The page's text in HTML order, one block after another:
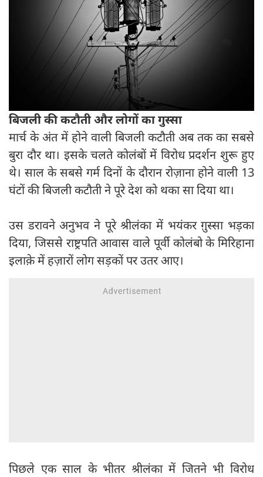
बिजली की कटौती और लोगों का गुस्सा
मार्च के अंत में होने वाली बिजली कटौती अब तक का सबसे
बुरा दौर था। इसके चलते कोलंबों में विरोध प्रदर्शन शुरू हुए
थे। साल के सबसे गर्म दिनों के दौरान रोज़ाना होने वाली 13
घंटों की बिजली कटौती ने पूरे देश को थका सा दिया था।
उस डरावने अनुभव ने पूरे श्रीलंका में भयंकर ग़ुस्सा भड़का
दिया, जिससे राष्ट्रपति आवास वाले पूर्वी कोलंबो के मिरिहाना
इलाक़े में हज़ारों लोग सड़कों पर उतर आए।
पिछले एक साल के भीतर श्रीलंका में जितने भी विरोध